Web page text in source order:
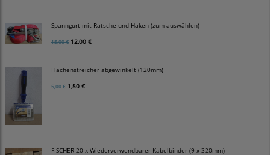
Spanngurt mit Ratsche und Haken (zum auswählen)
15,00 € 12,00 €
Flächenstreicher abgewinkelt (120mm)
5,00 € 1,50 €
FISCHER 20 x Wiederverwendbarer Kabelbinder (9 x 320mm)